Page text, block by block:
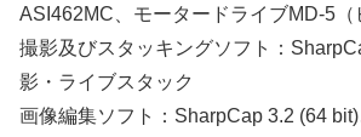
ASI462MC、モータードライブMD-5（
撮影及びスタッキングソフト：
影・ライブスタック
画像編集ソフト：SharpCap 3.2 (64